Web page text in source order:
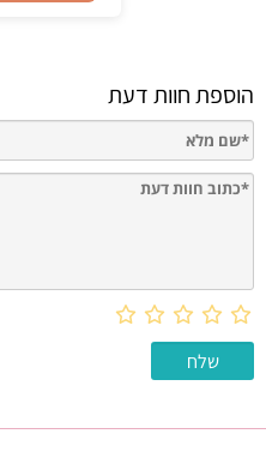
הוספת חוות דעת